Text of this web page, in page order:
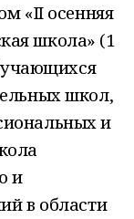
«II осенняя
школа» (1
школ,
и
и
в области